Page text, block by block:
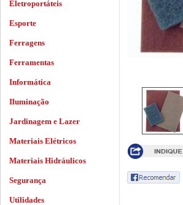
Eletroportáteis
Esporte
Ferragens
Ferramentas
Informática
Iluminação
Jardinagem e Lazer
Materiais Elétricos
Materiais Hidráulicos
Segurança
Utilidades